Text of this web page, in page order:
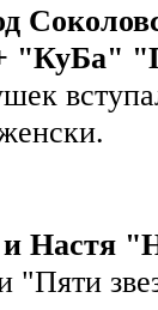
"КуБа"
и Настя
"Пяти